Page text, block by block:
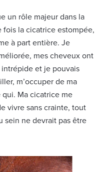
un rôle majeur dans la
la cicatrice estompée,
à part entière. Je
mes cheveux ont
et je pouvais
m’occuper de ma
Ma cicatrice me
vivre sans crainte, tout
sein ne devrait pas être